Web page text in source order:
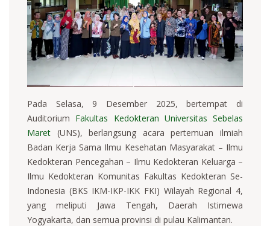
Pada Selasa, 9 Desember 2025, bertempat di
Auditorium Fakultas Kedokteran Universitas Sebelas
Maret (UNS), berlangsung acara pertemuan ilmiah
Badan Kerja Sama Ilmu Kesehatan Masyarakat – Ilmu
Kedokteran Pencegahan – Ilmu Kedokteran Keluarga –
Ilmu Kedokteran Komunitas Fakultas Kedokteran Se-
Indonesia (BKS IKM-IKP-IKK FKI) Wilayah Regional 4,
yang meliputi Jawa Tengah, Daerah Istimewa
Yogyakarta, dan semua provinsi di pulau Kalimantan.